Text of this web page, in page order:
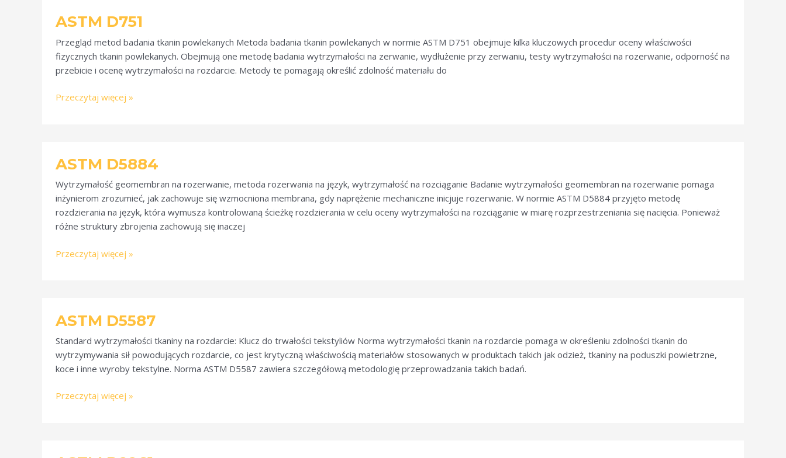
ASTM D751
Przegląd metod badania tkanin powlekanych Metoda badania tkanin powlekanych w normie ASTM D751 obejmuje kilka kluczowych procedur oceny właściwości
fizycznych tkanin powlekanych. Obejmują one metodę badania wytrzymałości na zerwanie, wydłużenie przy zerwaniu, testy wytrzymałości na rozerwanie, odporność na
przebicie i ocenę wytrzymałości na rozdarcie. Metody te pomagają określić zdolność materiału do
D751
Przeczytaj więcej »
ASTM D5884
Wytrzymałość geomembran na rozerwanie, metoda rozerwania na język, wytrzymałość na rozciąganie Badanie wytrzymałości geomembran na rozerwanie pomaga
inżynierom zrozumieć, jak zachowuje się wzmocniona membrana, gdy naprężenie mechaniczne inicjuje rozerwanie. W normie ASTM D5884 przyjęto metodę
rozdzierania na język, która wymusza kontrolowaną ścieżkę rozdzierania w celu oceny wytrzymałości na rozciąganie w miarę rozprzestrzeniania się nacięcia. Ponieważ
różne struktury zbrojenia zachowują się inaczej
D5884
Przeczytaj więcej »
ASTM D5587
Standard wytrzymałości tkaniny na rozdarcie: Klucz do trwałości tekstyliów Norma wytrzymałości tkanin na rozdarcie pomaga w określeniu zdolności tkanin do
wytrzymywania sił powodujących rozdarcie, co jest krytyczną właściwością materiałów stosowanych w produktach takich jak odzież, tkaniny na poduszki powietrzne,
koce i inne wyroby tekstylne. Norma ASTM D5587 zawiera szczegółową metodologię przeprowadzania takich badań.
D5587
Przeczytaj więcej »